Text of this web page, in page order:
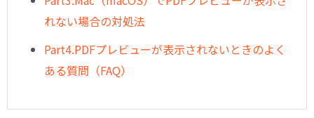
れない場合の対処法
︎Part4.PDFプレビューが表示されないときのよく
ある質問（FAQ）